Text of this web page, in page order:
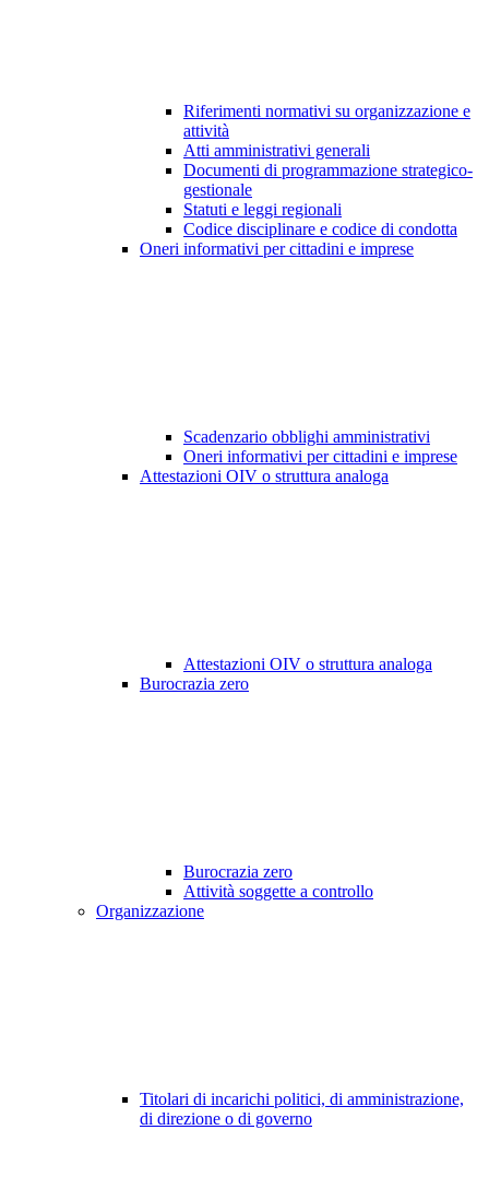
Riferimenti normativi su organizzazione e
attività
Atti amministrativi generali
Documenti di programmazione strategico-
gestionale
Statuti e leggi regionali
Codice disciplinare e codice di condotta
Oneri informativi per cittadini e imprese
Scadenzario obblighi amministrativi
Oneri informativi per cittadini e imprese
Attestazioni OIV o struttura analoga
Attestazioni OIV o struttura analoga
Burocrazia zero
Burocrazia zero
Attività soggette a controllo
Organizzazione
Titolari di incarichi politici, di amministrazione,
di direzione o di governo